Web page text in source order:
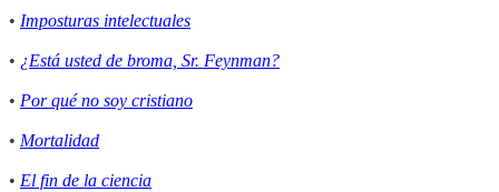
• Imposturas intelectuales
• ¿Está usted de broma, Sr. Feynman?
• Por qué no soy cristiano
• Mortalidad
• El fin de la ciencia